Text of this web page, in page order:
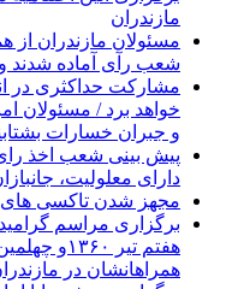
مازندران
مسئولان مازندران از
شعب رآی آماده شدند و
مشارکت حداکثری در
خواهد برد / مسئولان
و جبران خسارات
پیش بینی شعب اخذ
دارای معلولیت،
مجهز شدن تاکسی های
برگزاری مراسم
هفتم تیر
همراهانشان در